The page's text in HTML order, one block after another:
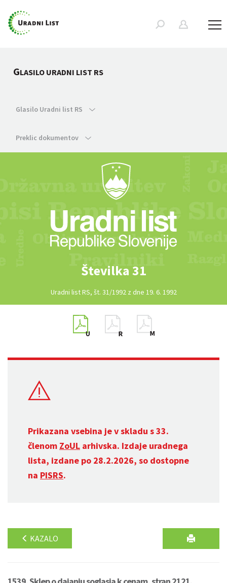
GLASILO URADNI LIST RS
Glasilo Uradni list RS
Preklic dokumentov
Številka 31
Uradni list RS, št. 31/1992 z dne 19. 6. 1992
Prikazana vsebina je v skladu s 33.
členom ZoUL arhivska. Izdaje uradnega
lista, izdane po 28.2.2026, so dostopne
na PISRS.
KAZALO